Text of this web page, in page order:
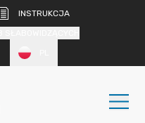
INSTRUKCJA